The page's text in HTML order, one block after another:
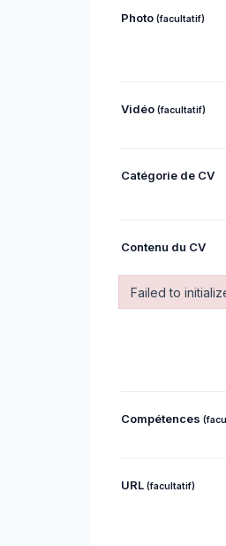
Photo (facultatif)
Vidéo (facultatif)
Catégorie de CV
Contenu du CV
Compétences
URL (facultatif)
Failed to
Failed to